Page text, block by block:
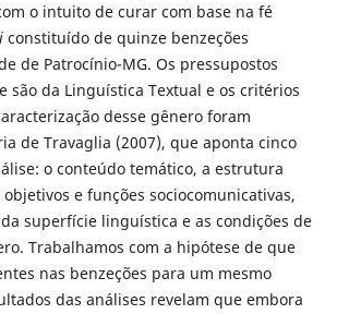
o intuito de curar com base na fé
constituído de quinze benzeções
de Patrocínio-MG. Os pressupostos
são da Linguística Textual e os critérios
desse gênero foram
de Travaglia (2007), que aponta cinco
o conteúdo temático, a estrutura
e funções sociocomunicativas,
superfície linguística e as condições de
Trabalhamos com a hipótese de que
nas benzeções para um mesmo
das análises revelam que embora